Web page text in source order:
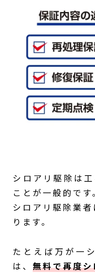
シロアリ駆除は
ことが一般的です
シロアリ駆除業
ります。
たとえば万が一
は、無料で再度